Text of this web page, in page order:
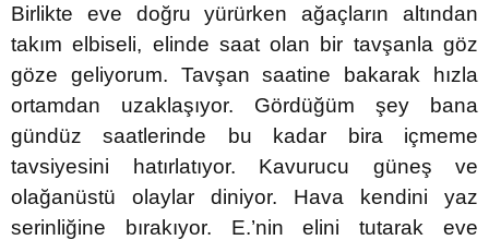
Birlikte eve doğru yürürken ağaçların altından
takım elbiseli, elinde saat olan bir tavşanla göz
göze geliyorum. Tavşan saatine bakarak hızla
ortamdan uzaklaşıyor. Gördüğüm şey bana
gündüz saatlerinde bu kadar bira içmeme
tavsiyesini hatırlatıyor. Kavurucu güneş ve
olağanüstü olaylar diniyor. Hava kendini yaz
serinliğine bırakıyor. E.’nin elini tutarak eve